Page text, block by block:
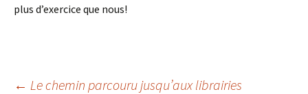
plus d’exercice que nous!
← Le chemin parcouru jusqu’aux librairies